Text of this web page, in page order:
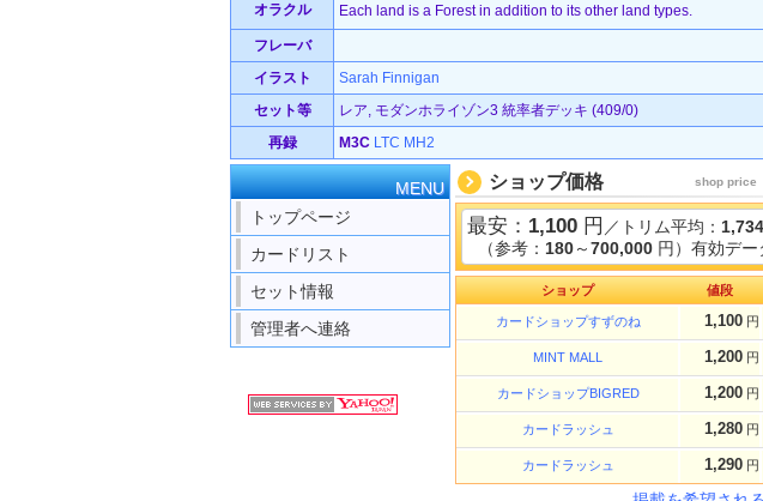
オラクル Each land is a Forest in addition to its other land types.
フレーバ
イラスト
Sarah Finnigan
セット等
レア, モダンホライゾン3 統率者デッキ (409/0)
再録
M3C LTC MH2
MENU
トップページ
カードリスト
セット情報
管理者へ連絡
ショップ価格 shop price
最安： 1,100 円 ／トリム平均： 1,734
（参考： 180～700,000 円）有効デ
ショップ 値段
カードショップすずのね 1,100 円
MINT MALL 1,200 円
カードショップBIGRED 1,200 円
カードラッシュ 1,280 円
カードラッシュ 1,290 円